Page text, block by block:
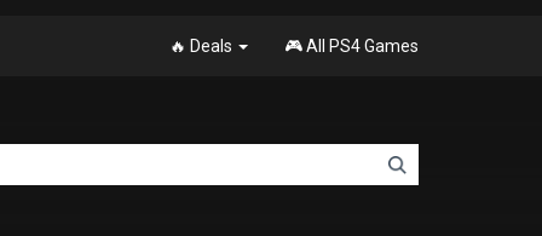
🔥 Deals 🎮 All PS4 Games